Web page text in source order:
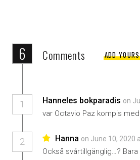
6 Comments ADD YOURS
1 Hanneles bokparadis on
var Octavio Paz kompis
2 Hanna on June 10, 2020
Också svårtillgänglig…?